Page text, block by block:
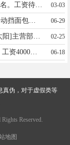
太原神堂沟龙泉花园对面招家常菜师傅一名。工资待遇面议 电话，13623615660 03-03
招酒水配送司机3名(男) 公司车.公司油.手动挡面包车配送.薪资6000元-10000元 岗位职责：负责辖区内、便利店、批发酒水、饮料、日常配送；货物装卸，货品出入库清点、送货上门、回款对账；保持配送车辆整洁与安全行驶。 任职要求：年龄20-50岁，有C1驾照，熟练开厢货/面包车；熟悉本地城市路线，有酒水配送经验优先； 薪资待遇：6000至10000，提成计件多劳多得。不管住，最好是迎泽，杏花岭的，再远的就不要打电话了地址:太原市. 迎泽区.经园路东街.鑫森隆商贸 电话:翟18634303288 06-29
02-25
招聘：公家食堂诚聘 早班配菜师傅一名，工资4000元/月，出手利索，早6:00-14:00 洗碗工一名，工资3000元/月。上班时间 9：00～14：00 16:00～19:00 懒惰、制造问题不要，鸽子勿扰 每月休4天，法定节假日带薪休假，管吃住，要求：年龄55岁以内，服从安排，有工作经验者优先，无疾病 地址：长风街平阳路口 电话同微信：15135864683， 15934045202 06-18
真伪，对于虚假类等
Reserved.
地图